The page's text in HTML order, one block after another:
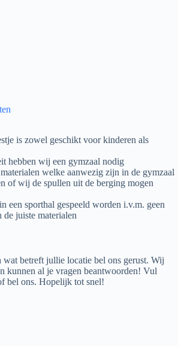
is zowel geschikt voor kinderen als
hebben wij een gymzaal nodig
welke aanwezig zijn in de gymzaal
of wij de spullen uit de berging mogen
een sporthal gespeeld worden i.v.m. geen
juiste materialen
wat betreft jullie locatie bel ons gerust. Wij
kunnen al je vragen beantwoorden! Vul
bel ons. Hopelijk tot snel!